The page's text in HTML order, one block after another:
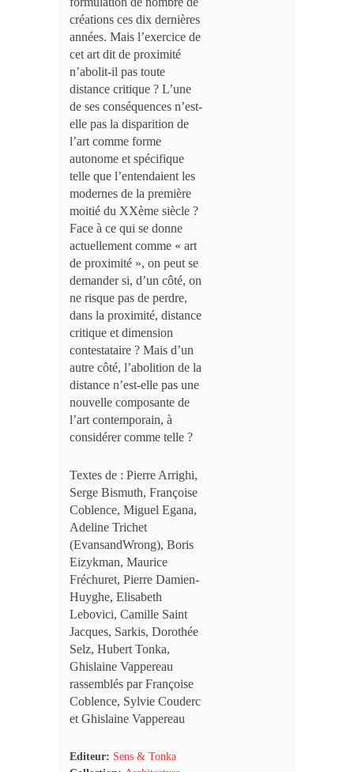
créations ces dix dernières
années. Mais l’exercice de
cet art dit de proximité
n’abolit-il pas toute
distance critique ? L’une
de ses conséquences n’est-
elle pas la disparition de
l’art comme forme
autonome et spécifique
telle que l’entendaient les
modernes de la première
moitié du XXème siècle ?
Face à ce qui se donne
actuellement comme « art
de proximité », on peut se
demander si, d’un côté, on
ne risque pas de perdre,
dans la proximité, distance
critique et dimension
contestataire ? Mais d’un
autre côté, l’abolition de la
distance n’est-elle pas une
nouvelle composante de
l’art contemporain, à
considérer comme telle ?
Textes de : Pierre Arrighi,
Serge Bismuth, Françoise
Coblence, Miguel Egana,
Adeline Trichet
(EvansandWrong), Boris
Eizykman, Maurice
Fréchuret, Pierre Damien-
Huyghe, Elisabeth
Lebovici, Camille Saint
Jacques, Sarkis, Dorothée
Selz, Hubert Tonka,
Ghislaine Vappereau
rassemblés par Françoise
Coblence, Sylvie Couderc
et Ghislaine Vappereau
Editeur: Sens & Tonka